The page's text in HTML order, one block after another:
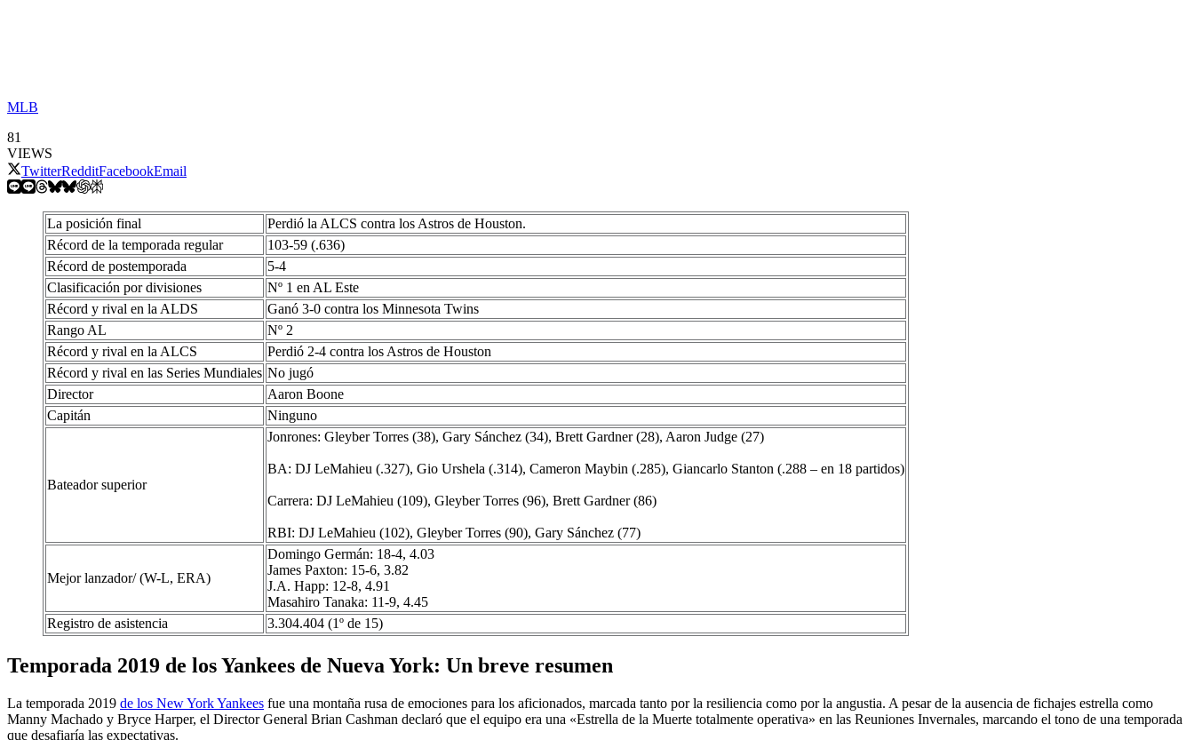
MLB
81
VIEWS
TwitterRedditFacebookEmail
La posición final
Perdió la ALCS contra los Astros de Houston.
Récord de la temporada regular
103-59 (.636)
Récord de postemporada
5-4
Clasificación por divisiones
Nº 1 en AL Este
Récord y rival en la ALDS
Ganó 3-0 contra los Minnesota Twins
Rango AL
Nº 2
Récord y rival en la ALCS
Perdió 2-4 contra los Astros de Houston
Récord y rival en las Series Mundiales No jugó
Director
Aaron Boone
Capitán
Ninguno
Bateador superior
Jonrones: Gleyber Torres (38), Gary Sánchez (34), Brett Gardner (28), Aaron Judge (27)
BA: DJ LeMahieu (.327), Gio Urshela (.314), Cameron Maybin (.285), Giancarlo Stanton (.288 – en 18 partidos)
Carrera: DJ LeMahieu (109), Gleyber Torres (96), Brett Gardner (86)
RBI: DJ LeMahieu (102), Gleyber Torres (90), Gary Sánchez (77)
Mejor lanzador/ (W-L, ERA)
Domingo Germán: 18-4, 4.03
James Paxton: 15-6, 3.82
J.A. Happ: 12-8, 4.91
Masahiro Tanaka: 11-9, 4.45
Registro de asistencia
3.304.404 (1º de 15)
Temporada 2019 de los Yankees de Nueva York: Un breve resumen
La temporada 2019 de los New York Yankees fue una montaña rusa de emociones para los aficionados, marcada tanto por la resiliencia como por la angustia. A pesar de la ausencia de fichajes estrella como
Manny Machado y Bryce Harper, el Director General Brian Cashman declaró que el equipo era una «Estrella de la Muerte totalmente operativa» en las Reuniones Invernales, marcando el tono de una temporada
que desafiaría las expectativas.